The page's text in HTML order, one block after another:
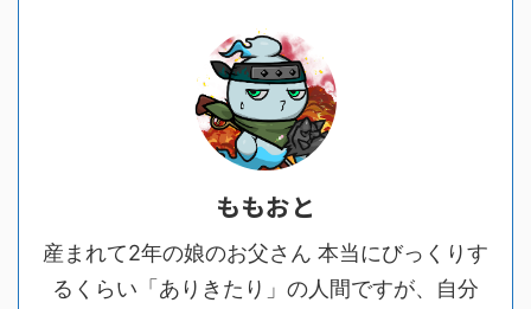
ももおと
産まれて2年の娘のお父さん 本当にびっくりす
るくらい「ありきたり」の人間ですが、自分